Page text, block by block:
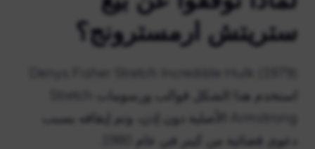
ستريتش ارمسترونج؟
Armstrong الأصلية دون إذن، وتم إيقافه بسبب
دعوى قضائية من كينر في عام 1980.